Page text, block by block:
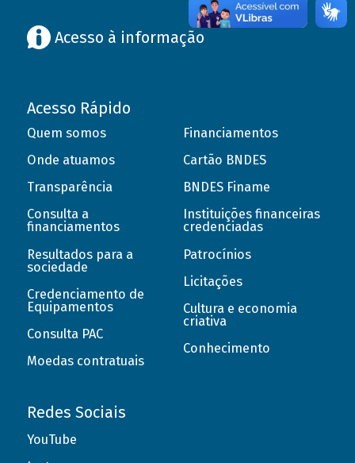
Acesso à informação
Acesso Rápido
Quem somos
Onde atuamos
Transparência
Consulta a
financiamentos
Resultados para a
sociedade
Credenciamento de
Equipamentos
Consulta PAC
Moedas contratuais
Financiamentos
Cartão BNDES
BNDES Finame
Instituições financeiras
credenciadas
Patrocínios
Licitações
Cultura e economia
criativa
Conhecimento
Redes Sociais
YouTube